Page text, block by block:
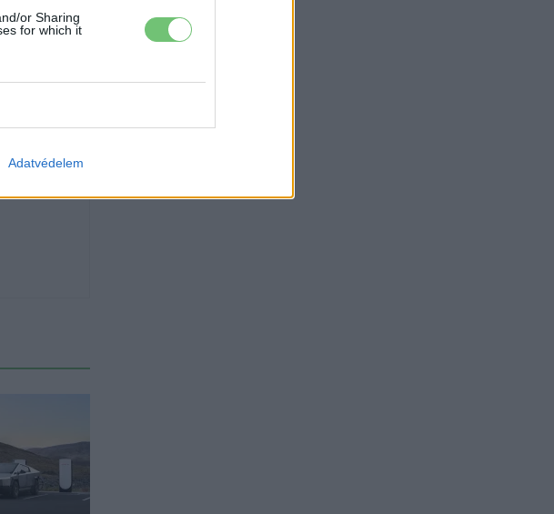
or Sharing
for which it
Adatvédelem